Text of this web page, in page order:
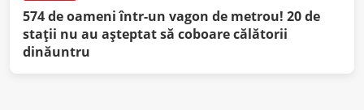
574 de oameni într-un vagon de metrou! 20 de
staţii nu au aşteptat să coboare călătorii
dinăuntru